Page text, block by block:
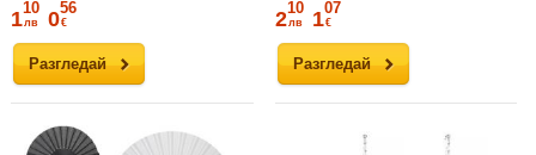
Разгледай
110
лв 056
€
Разгледай
210
лв 107
€